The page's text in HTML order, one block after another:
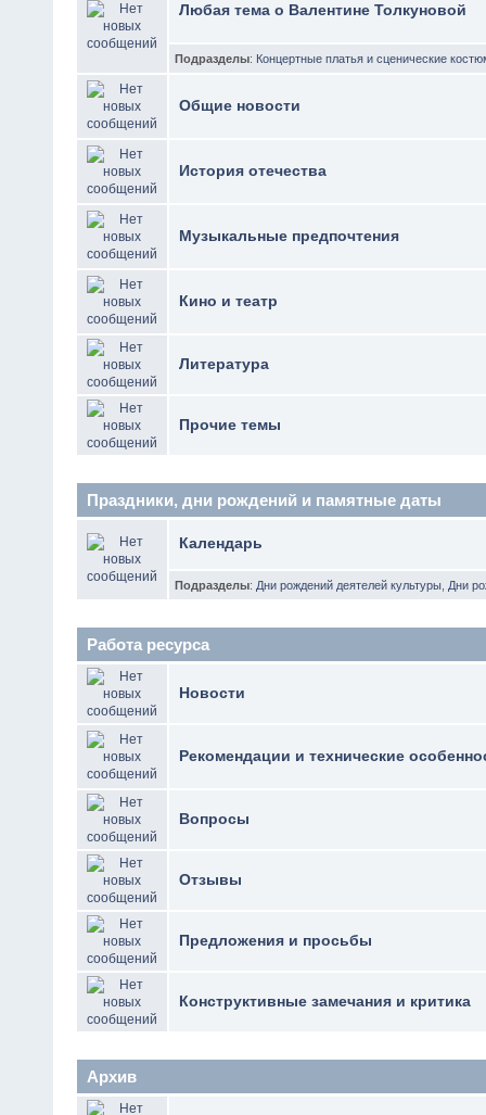
Любая тема о Валентине Толкуновой
Подразделы: Концертные платья и сценические
Общие новости
История отечества
Музыкальные предпочтения
Кино и театр
Литература
Прочие темы
Праздники, дни рождений и памятные даты
Календарь
Подразделы: Дни рождений деятелей культуры Дни
Работа ресурса
Новости
Рекомендации и технические
Вопросы
Отзывы
Предложения и просьбы
Конструктивные замечания и критика
Архив